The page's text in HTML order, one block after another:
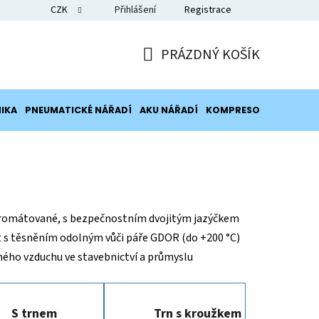
CZK Přihlášení Registrace
KOŠÍK
PRÁZDNÝ KOŠÍK
PNEUMATICKÉ NÁŘADÍ AKU NÁŘADÍ KOMPRESORY
s bezpečnostním dvojitým jazýčkem
odolným vůči páře GDOR (do +200 °C)
vzduchu ve stavebnictví a průmyslu
S trnem Trn s kroužkem